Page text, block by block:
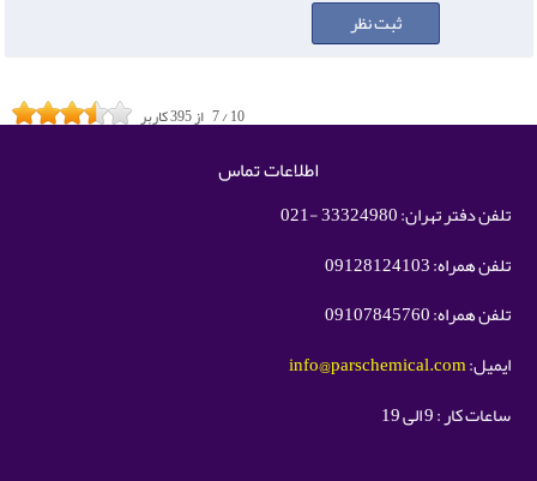
7/10 از395کاربر
اطلاعات تماس
تلفن دفتر تهران: 33324980 -021
تلفن همراه: 09128124103
تلفن همراه: 09107845760
ایمیل:info@parschemical.com
ساعات کار : 9 الی 19